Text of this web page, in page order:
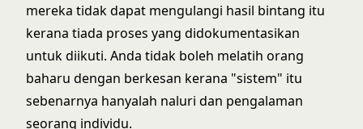
mereka tidak dapat mengulangi hasil bintang itu
kerana tiada proses yang didokumentasikan
untuk diikuti. Anda tidak boleh melatih orang
baharu dengan berkesan kerana "sistem" itu
sebenarnya hanyalah naluri dan pengalaman
seorang individu.